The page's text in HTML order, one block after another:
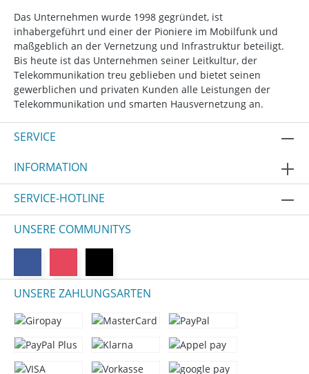
Das Unternehmen wurde 1998 gegründet, ist
inhabergeführt und einer der Pioniere im Mobilfunk und
maßgeblich an der Vernetzung und Infrastruktur beteiligt.
Bis heute ist das Unternehmen seiner Leitkultur, der
Telekommunikation treu geblieben und bietet seinen
gewerblichen und privaten Kunden alle Leistungen der
Telekommunikation und smarten Hausvernetzung an.
SERVICE
INFORMATION
SERVICE-HOTLINE
UNSERE COMMUNITYS
UNSERE ZAHLUNGSARTEN